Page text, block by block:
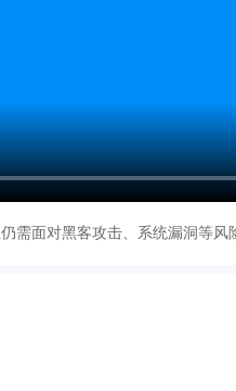
需面对黑客攻击、系统漏洞等风